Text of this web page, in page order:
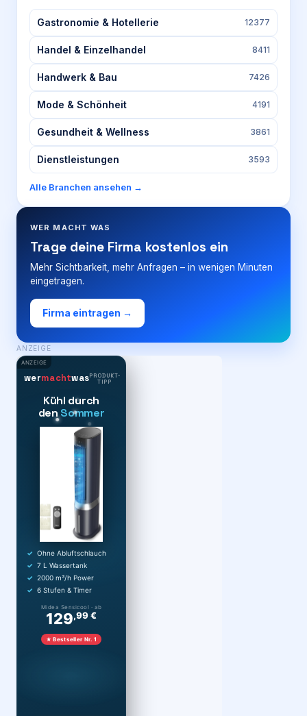
Gastronomie & Hotellerie 12377
Handel & Einzelhandel 8411
Handwerk & Bau 7426
Mode & Schönheit 4191
Gesundheit & Wellness 3861
Dienstleistungen 3593
Alle Branchen ansehen →
WER MACHT WAS
Trage deine Firma kostenlos ein
Mehr Sichtbarkeit, mehr Anfragen – in wenigen Minuten
eingetragen.
Firma eintragen →
ANZEIGE
ANZEIGE
wermachtwasPRODUKT-
TIPP
Kühl durch
den Sommer
Ohne Abluftschlauch
7 L Wassertank
2000 m³/h Power
6 Stufen & Timer
Midea Sensicool · ab
129,99 €
★ Bestseller Nr. 1